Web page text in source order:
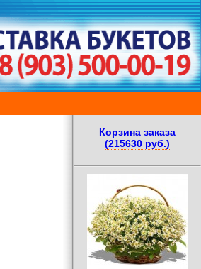
Корзина заказа
(215630 руб.)